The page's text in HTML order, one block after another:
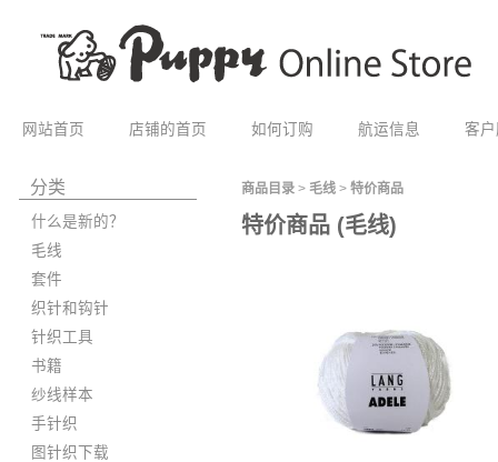
网站首页 店铺的首页 如何订购 航运信息 客
分类
什么是新的？
毛线
套件
织针和钩针
针织工具
书籍
纱线样本
手针织
图针织下载
商品目录 > 毛线 > 特价商品
特价商品 (毛线)